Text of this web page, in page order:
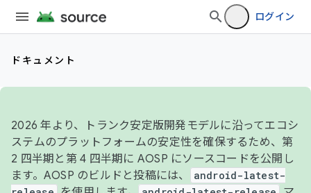
ログイン
ドキュメント
2026 年より、トランク安定版開発モデルに沿ってエコシ
ステムのプラットフォームの安定性を確保するため、第
2 四半期と第 4 四半期に AOSP にソースコードを公開し
ます。AOSP のビルドと投稿には、
android-latest-